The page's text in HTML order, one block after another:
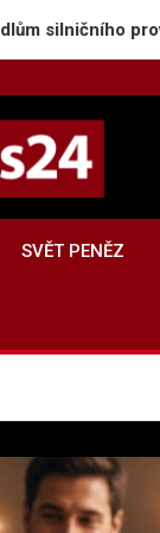
provozu
SVĚT PENĚZ